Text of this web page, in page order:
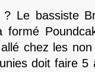
Le bassiste
formé
chez les
doit faire